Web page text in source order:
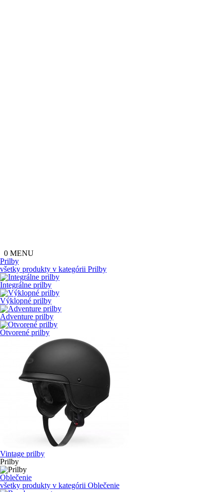
0 MENU
Prilby
všetky produkty v kategórii Prilby
Integrálne prilby
Výklopné prilby
Adventure prilby
Otvorené prilby
Vintage prilby
Prilby
Oblečenie
všetky produkty v kategórii Oblečenie